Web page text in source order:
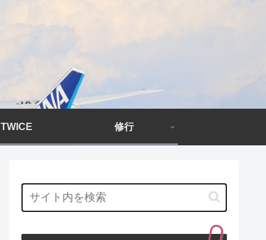
TWICE 修行